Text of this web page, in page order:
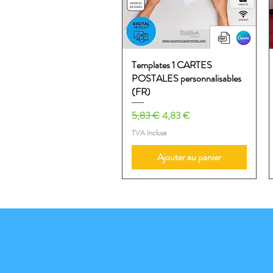
Aperçu rapide
Templates 1 CARTES
POSTALES personnalisables
(FR)
Prix original
5,83 €Prix promotionnel
4,83 €
TVA Incluse
Ajouter au panier